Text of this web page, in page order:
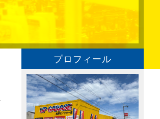
プロフィール